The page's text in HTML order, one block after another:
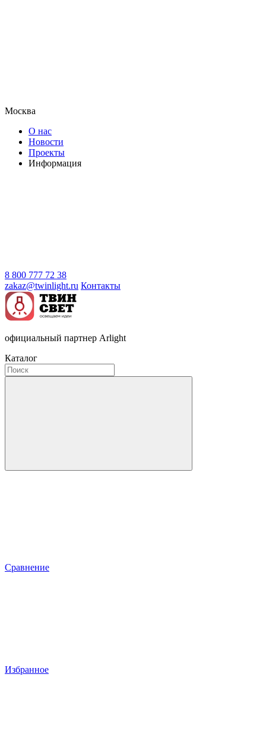
Москва
О нас
Новости
Проекты
Информация
8 800 777 72 38
zakaz@twinlight.ru Контакты
официальный партнер Arlight
Каталог
Сравнение
Избранное